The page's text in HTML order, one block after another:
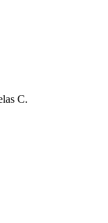
C.